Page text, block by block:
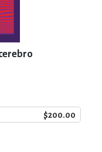
$200.00